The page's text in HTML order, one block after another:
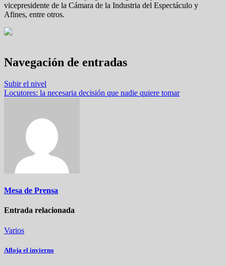
vicepresidente de la Cámara de la Industria del Espectáculo y
Afines, entre otros.
Navegación de entradas
Subir el nivel
Locutores: la necesaria decisión que nadie quiere tomar
Mesa de Prensa
Entrada relacionada
Varios
Afloja el invierno